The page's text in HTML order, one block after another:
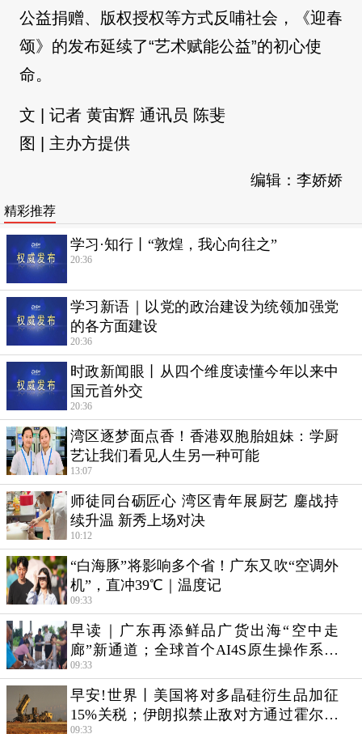
公益捐赠、版权授权等方式反哺社会，《迎春
颂》的发布延续了“艺术赋能公益”的初心使
命。
文 | 记者 黄宙辉 通讯员 陈斐
图 | 主办方提供
编辑：李娇娇
精彩推荐